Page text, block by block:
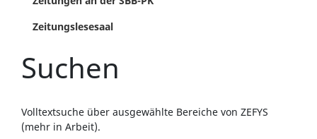
Zeitungslesesaal
Suchen
Volltextsuche über ausgewählte Bereiche von ZEFYS
(mehr in Arbeit).